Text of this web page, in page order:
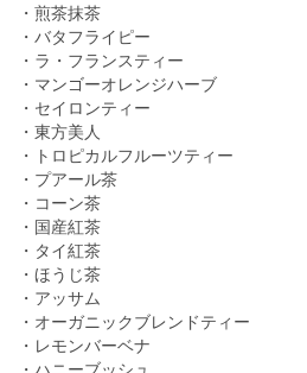
・煎茶抹茶
・バタフライピー
・ラ・フランスティー
・マンゴーオレンジハーブ
・セイロンティー
・東方美人
・トロピカルフルーツティー
・プアール茶
・コーン茶
・国産紅茶
・タイ紅茶
・ほうじ茶
・アッサム
・オーガニックブレンドティー
・レモンバーベナ
・ハニーブッシュ